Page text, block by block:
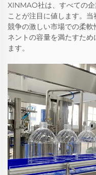
XINMAO社は、すべての
ことが注目に値します。当
競争の激しい市場での柔
ネントの容量を満たすた
ます。